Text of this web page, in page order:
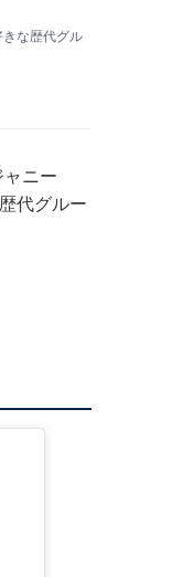
な歴代グル
ニー
代グルー